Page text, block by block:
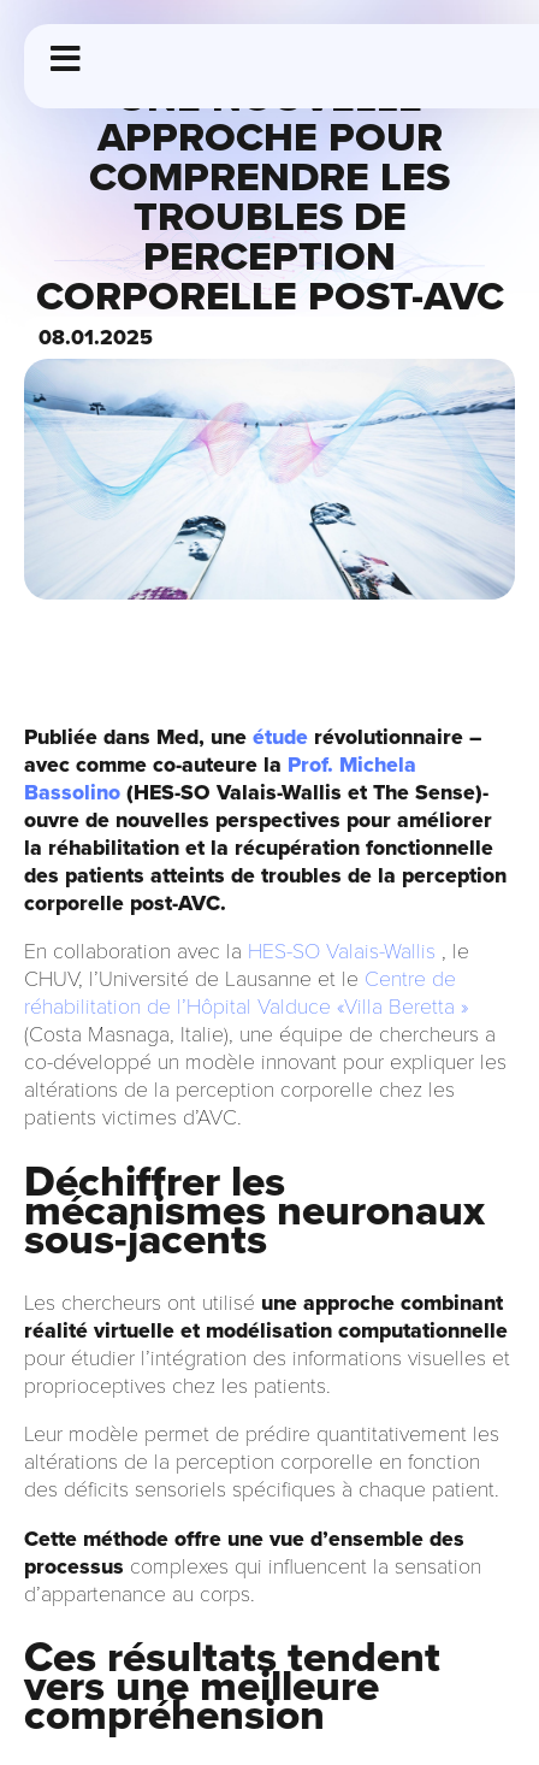
UNE NOUVELLE
APPROCHE POUR
COMPRENDRE LES
TROUBLES DE
PERCEPTION
CORPORELLE POST-AVC
08.01.2025
Publiée dans Med, une étude révolutionnaire –
avec comme co-auteure la Prof. Michela
Bassolino (HES-SO Valais-Wallis et The Sense)-
ouvre de nouvelles perspectives pour améliorer
la réhabilitation et la récupération fonctionnelle
des patients atteints de troubles de la perception
corporelle post-AVC.
En collaboration avec la HES-SO Valais-Wallis , le
CHUV, l’Université de Lausanne et le Centre de
réhabilitation de l’Hôpital Valduce «Villa Beretta »
(Costa Masnaga, Italie), une équipe de chercheurs a
co-développé un modèle innovant pour expliquer les
altérations de la perception corporelle chez les
patients victimes d’AVC.
Déchiffrer les
mécanismes neuronaux
sous-jacents
Les chercheurs ont utilisé une approche combinant
réalité virtuelle et modélisation computationnelle
pour étudier l’intégration des informations visuelles et
proprioceptives chez les patients.
Leur modèle permet de prédire quantitativement les
altérations de la perception corporelle en fonction
des déficits sensoriels spécifiques à chaque patient.
Cette méthode offre une vue d’ensemble des
processus complexes qui influencent la sensation
d’appartenance au corps.
Ces résultats tendent
vers une meilleure
compréhension